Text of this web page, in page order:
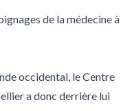
de la médecine à
occidental, le Centre
a donc derrière lui